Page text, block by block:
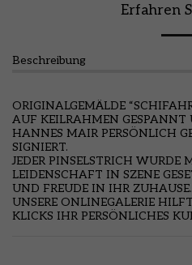
Erfahren
Beschreibung
ORIGINALGEMÄLDE
AUF KEILRAHMEN
HANNES MAIR PERSÖNLICH
SIGNIERT.
JEDER PINSELSTRICH WURDE
LEIDENSCHAFT IN SZENE
UND FREUDE IN IHR ZUHAUSE.
UNSERE ONLINEGALERIE
KLICKS IHR PERSÖNLICHES